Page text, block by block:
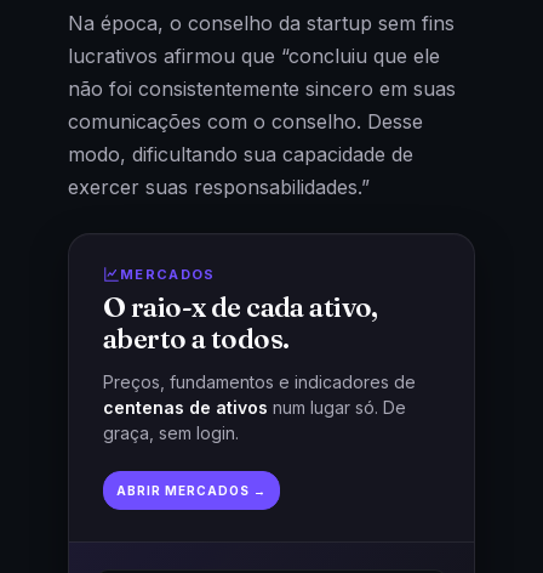
Na época, o conselho da startup sem fins
lucrativos afirmou que “concluiu que ele
não foi consistentemente sincero em suas
comunicações com o conselho. Desse
modo, dificultando sua capacidade de
exercer suas responsabilidades.”
MERCADOS
O raio-x de cada ativo,
aberto a todos.
Preços, fundamentos e indicadores de
centenas de ativos num lugar só. De
graça, sem login.
ABRIR MERCADOS →